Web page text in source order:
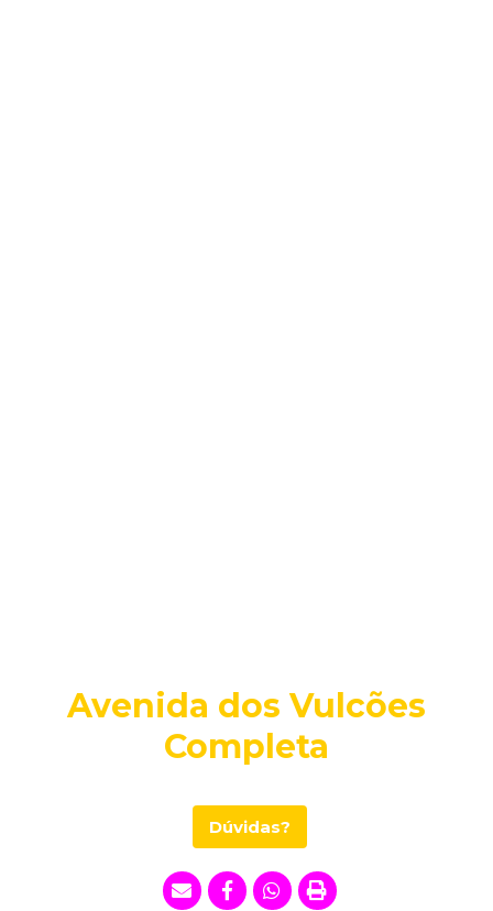
Avenida dos Vulcões
Completa
Dúvidas?